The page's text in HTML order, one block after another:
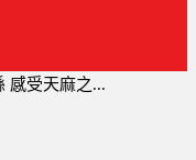
感受天麻之...